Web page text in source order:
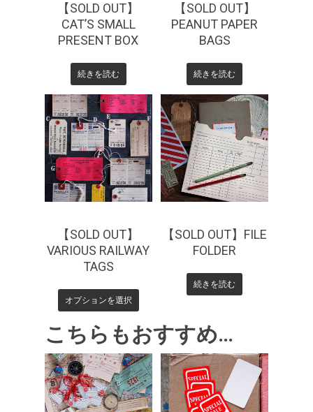
【SOLD OUT】
CAT’S SMALL
PRESENT BOX
続きを読む
【SOLD OUT】
PEANUT PAPER
BAGS
続きを読む
¥330 ¥770
【SOLD OUT】
VARIOUS RAILWAY
TAGS
オプションを選択
¥550
【SOLD OUT】FILE
FOLDER
続きを読む
こちらもおすすめ…
¥275 ¥385 ¥330